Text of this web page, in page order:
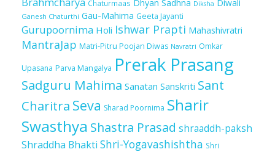
Chaturmaas Dhyan Sadhna Diksha Diwali
Ganesh Chaturthi Gau-Mahima Geeta Jayanti
Gurupoornima Holi Ishwar Prapti Mahashivratri
MantraJap Matri-Pitru Poojan Diwas Navratri Omkar
Upasana Parva Mangalya Prerak Prasang
Sadguru Mahima Sanatan Sanskriti Sant
Charitra Seva Sharad Poornima Sharir
Swasthya Shastra Prasad shraaddh-paksh
Shraddha Bhakti Shri-Yogavashishtha Shri